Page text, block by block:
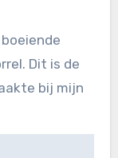
Dit is de
bij mijn